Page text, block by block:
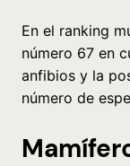
En el ranking
número 67 en
anfibios y la
número de